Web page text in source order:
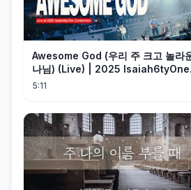
Awesome God (우리 주 크고 놀라
나님) (Live) | 2025 Isaiah6tyOne
Conference | 예수전도단 화요모임
5:11